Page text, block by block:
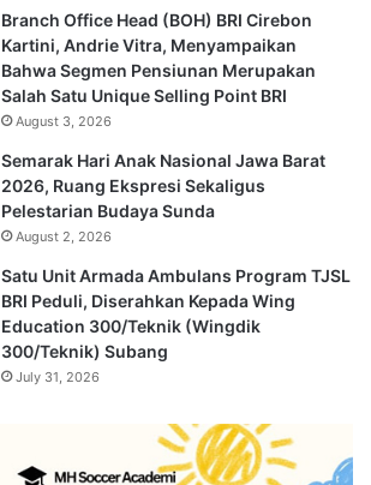
Branch Office Head (BOH) BRI Cirebon
Kartini, Andrie Vitra, Menyampaikan
Bahwa Segmen Pensiunan Merupakan
Salah Satu Unique Selling Point BRI
August 3, 2026
Semarak Hari Anak Nasional Jawa Barat
2026, Ruang Ekspresi Sekaligus
Pelestarian Budaya Sunda
August 2, 2026
Satu Unit Armada Ambulans Program TJSL
BRI Peduli, Diserahkan Kepada Wing
Education 300/Teknik (Wingdik
300/Teknik) Subang
July 31, 2026